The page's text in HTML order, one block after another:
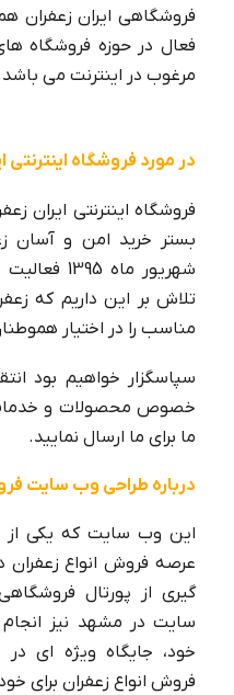
فروشگاهی ایران زعفران
فعال در حوزه فروشگاه
مرغوب در اینترنت می
در مورد فروشگاه اینترنتی
فروشگاه اینترنتی ایران
بستر خرید امن و آسان
شهریور
تلاش بر این داریم که
مناسب را در اختیار
سپاسگزار خواهیم بود
خصوص محصولات و
ما برای ما ارسال نمایید.
درباره طراحی وب سایت
این وب سایت که یکی از
عرصه فروش انواع زعفران
گیری از پورتال
سایت در مشهد نیز
خود، جایگاه ویژه ای
فروش انواع زعفران برای